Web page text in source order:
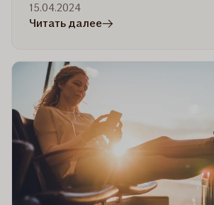
15.04.2024
Читать далеев
спланировать
путешествие
своей
мечты